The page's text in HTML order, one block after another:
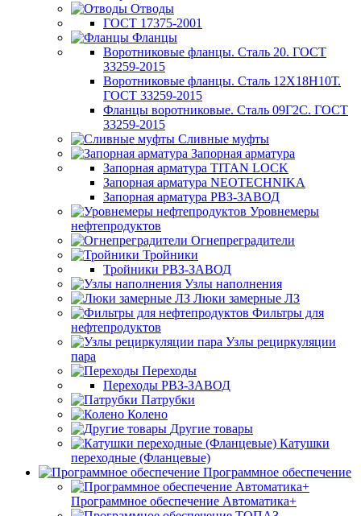
Отводы
ГОСТ 17375-2001
Фланцы
Воротниковые фланцы. Сталь 20. ГОСТ
33259-2015
Воротниковые фланцы. Сталь 12Х18Н10Т.
ГОСТ 33259-2015
Фланцы воротниковые. Сталь 09Г2С. ГОСТ
33259-2015
Сливные муфты
Запорная арматура
Запорная арматура TITAN LOCK
Запорная арматура NEOTECHNIKA
Запорная арматура РВЗ-ЗАВОД
Уровнемеры
нефтепродуктов
Огнепреградители
Тройники
Тройники РВЗ-ЗАВОД
Узлы наполнения
Люки замерные ЛЗ
Фильтры для
нефтепродуктов
Узлы рециркуляции
пара
Переходы
Переходы РВЗ-ЗАВОД
Патрубки
Колено
Другие товары
Катушки
переходные (Фланцевые)
Программное обеспечение
Программное обеспечение Автоматика+